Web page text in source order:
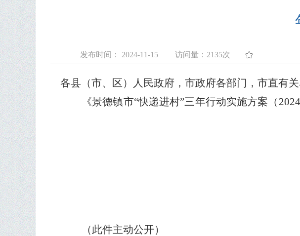
发布时间： 2024-11-15 访问量： 2135次
各县（市、区）人民政府，市政府各部门，市直有关
《景德镇市“快递进村”三年行动实施方案（
（此件主动公开）